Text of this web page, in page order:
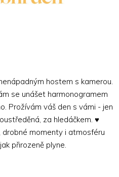
hostem s kamerou.
se unášet harmonogramem
Prožívám váš den s vámi - jen
za hledáčkem. ♥
drobné momenty i atmosféru
přirozeně plyne.